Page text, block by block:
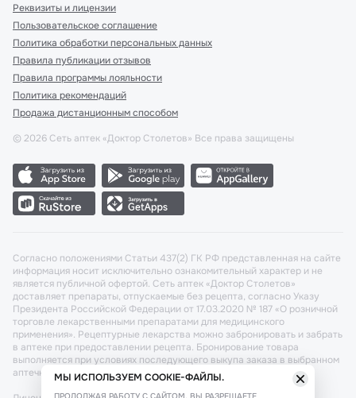
Реквизиты и лицензии
Пользовательское соглашение
Политика обработки персональных данных
Правила публикации отзывов
Правила программы лояльности
Политика рекомендаций
Продажа дистанционным способом
© 2026 Сеть аптек «Доктор Столетов» Все права защищены
Согласно положениями Статьи 437(2) ГК РФ представленная на сайте
информация носит исключительно ознакомительный характер и не
является публичной офертой. Сеть аптек «Доктор Столетов»
доставляет препараты, отпускаемые без рецепта, согласно Указу
Президента Российской Федерации от 17.03.2020 № 187 «О розничной
торговле лекарственными препаратами для медицинского
применения». Рецептурные лекарства можно забронировать и забрать
в аптеке при предоставлении рецепта. Бронирование товара
выполняется при условиях последующего выкупа заказа в выбранном
аптечном пункте.МЫ ИСПОЛЬЗУЕМ COOKIE-ФАЙЛЫ.